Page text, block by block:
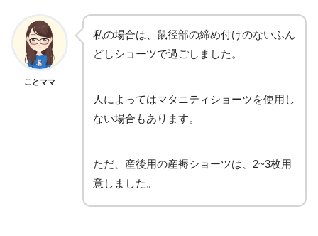
ことママ
私の場合は、鼠径部の締め付けのないふん
どしショーツで過ごしました。
人によってはマタニティショーツを使用し
ない場合もあります。
ただ、産後用の産褥ショーツは、2~3枚用
意しました。